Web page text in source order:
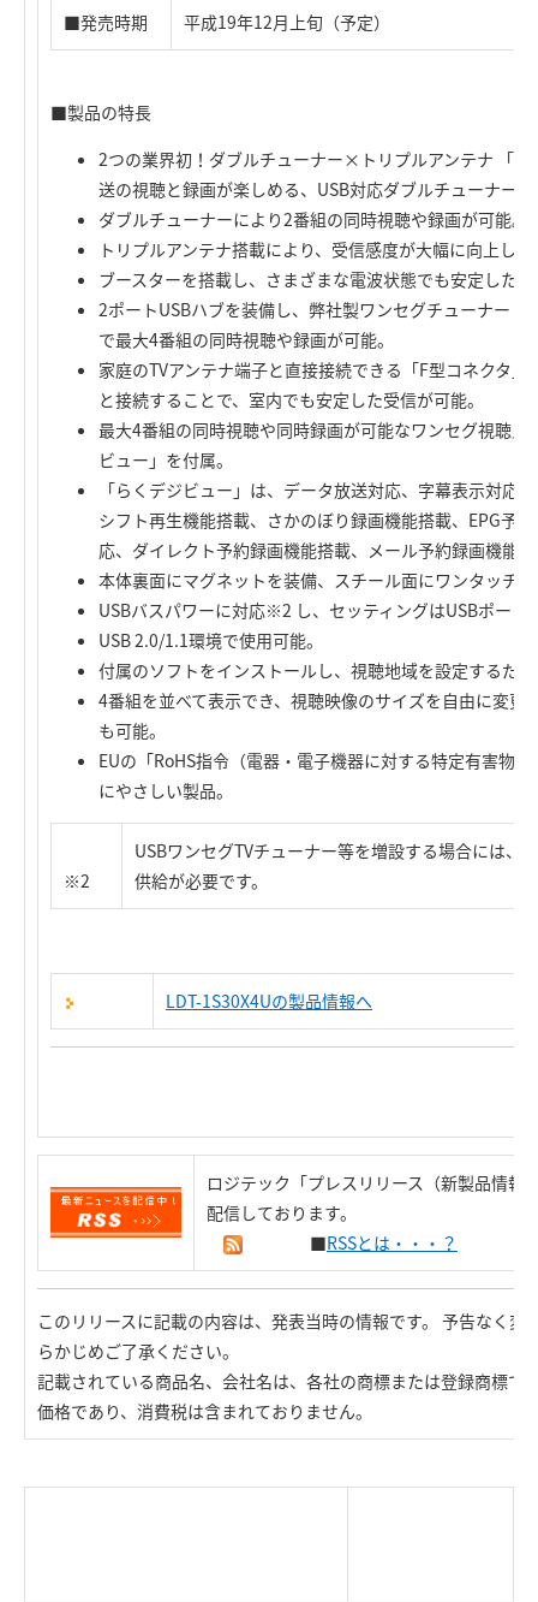
■発売時期 平成19年12月上旬（予定）
■製品の特長
2つの業界初！ダブルチューナー×トリプルアンテナ 「
送の視聴と録画が楽しめる、USB対応ダブルチューナー
ダブルチューナーにより2番組の同時視聴や録画が可能。
トリプルアンテナ搭載により、受信感度が大幅に向上し
ブースターを搭載し、さまざまな電波状態でも安定した
2ポートUSBハブを装備し、弊社製ワンセグチューナー「
で最大4番組の同時視聴や録画が可能。
家庭のTVアンテナ端子と直接接続できる「F型コネクタ
と接続することで、室内でも安定した受信が可能。
最大4番組の同時視聴や同時録画が可能なワンセグ視聴／
ビュー」を付属。
「らくデジビュー」は、データ放送対応、字幕表示対応
シフト再生機能搭載、さかのぼり録画機能搭載、EPG予
応、ダイレクト予約録画機能搭載、メール予約録画機能
本体裏面にマグネットを装備、スチール面にワンタッチ
USBバスパワーに対応※2 し、セッティングはUSBポート
USB 2.0/1.1環境で使用可能。
付属のソフトをインストールし、視聴地域を設定するだ
4番組を並べて表示でき、視聴映像のサイズを自由に変更
も可能。
EUの「RoHS指令（電器・電子機器に対する特定有害物
にやさしい製品。
※2
USBワンセグTVチューナー等を増設する場合には、
供給が必要です。
LDT-1S30X4Uの製品情報へ
ロジテック「プレスリリース（新製品情報
配信しております。
■RSSとは・・・？
このリリースに記載の内容は、発表当時の情報です。 予告なく変
らかじめご了承ください。
記載されている商品名、会社名は、各社の商標または登録商標で
価格であり、消費税は含まれておりません。